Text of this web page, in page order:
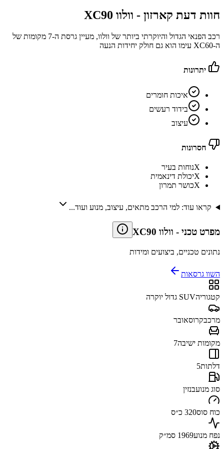
חוות דעת קארזון - וולוו XC90
רכב הפנאי הגדול והיוקרתי ביותר של וולוו, מעיין גרסת ה-7 מקומות של
ה-XC60 עימו הוא גם חולק יחידות הנעה
יתרונות
איכות חומרים
בידוד רעשים
עיצוב
חסרונות
Xנוחות בעיר
Xיכולת דינאמית
Xכושר תמרון
קראו עוד: למי הרכב מתאים, עיצוב, מנוע ועוד...
מפרט טכני - וולוו XC90
נתונים טכניים, ביצועים ומידות
השוו גרסאות
קטגוריהSUV גדול יוקרה
מרכבקרוסאובר
מקומות ישיבה7
דלתות5
סוג מנועבנזין
כוח סוס320 כ״ס
נפח מנוע1969 סמ״ק